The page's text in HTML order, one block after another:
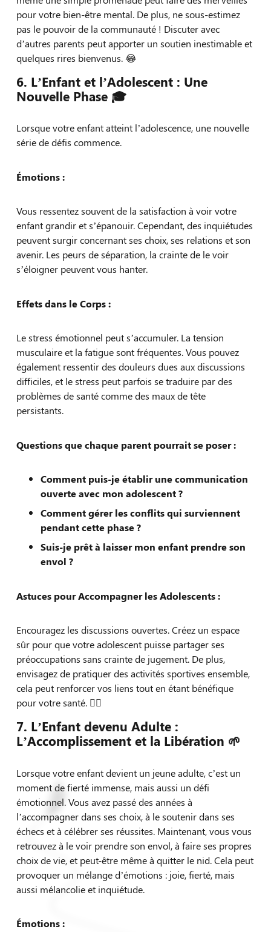
pour votre bien-être mental. De plus, ne sous-estimez
pas le pouvoir de la communauté ! Discuter avec
d’autres parents peut apporter un soutien inestimable et
quelques rires bienvenus. 😂
6. L’Enfant et l’Adolescent : Une
Nouvelle Phase 🎓
Lorsque votre enfant atteint l’adolescence, une nouvelle
série de défis commence.
Émotions :
Vous ressentez souvent de la satisfaction à voir votre
enfant grandir et s’épanouir. Cependant, des inquiétudes
peuvent surgir concernant ses choix, ses relations et son
avenir. Les peurs de séparation, la crainte de le voir
s’éloigner peuvent vous hanter.
Effets dans le Corps :
Le stress émotionnel peut s’accumuler. La tension
musculaire et la fatigue sont fréquentes. Vous pouvez
également ressentir des douleurs dues aux discussions
difficiles, et le stress peut parfois se traduire par des
problèmes de santé comme des maux de tête
persistants.
Questions que chaque parent pourrait se poser :
Comment puis-je établir une communication
ouverte avec mon adolescent ?
Comment gérer les conflits qui surviennent
pendant cette phase ?
Suis-je prêt à laisser mon enfant prendre son
envol ?
Astuces pour Accompagner les Adolescents :
Encouragez les discussions ouvertes. Créez un espace
sûr pour que votre adolescent puisse partager ses
préoccupations sans crainte de jugement. De plus,
envisagez de pratiquer des activités sportives ensemble,
cela peut renforcer vos liens tout en étant bénéfique
pour votre santé. 🏃‍♂️
7. L’Enfant devenu Adulte :
L’Accomplissement et la Libération 🌱
Lorsque votre enfant devient un jeune adulte, c’est un
moment de fierté immense, mais aussi un défi
émotionnel. Vous avez passé des années à
l’accompagner dans ses choix, à le soutenir dans ses
échecs et à célébrer ses réussites. Maintenant, vous vous
retrouvez à le voir prendre son envol, à faire ses propres
choix de vie, et peut-être même à quitter le nid. Cela peut
provoquer un mélange d’émotions : joie, fierté, mais
aussi mélancolie et inquiétude.
Émotions :